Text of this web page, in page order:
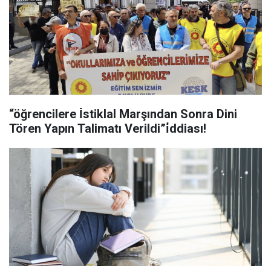
“öğrencilere İ̇stiklal Marşından Sonra Dini
Tören Yapın Talimatı Verildi”i̇ddiası!